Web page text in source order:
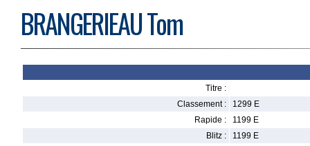
BRANGERIEAU Tom
Titre :
Classement :
1299 E
Rapide :
1199 E
Blitz :
1199 E